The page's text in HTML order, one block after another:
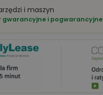
i maszyn
gwarancyjne i pogwarancyjne